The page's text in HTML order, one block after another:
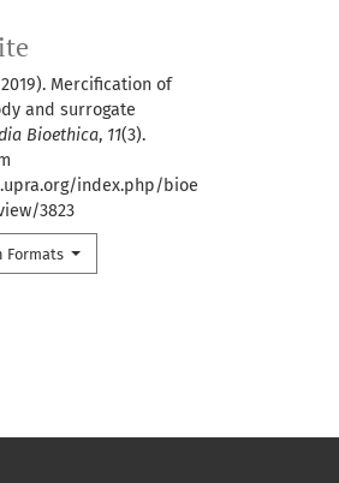
Mercification of
and surrogate
Bioethica, 11(3).
index.php/bioe
3823
Formats